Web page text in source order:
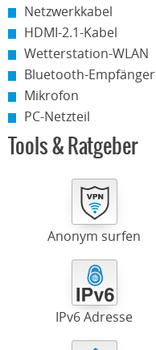
Netzwerkkabel
HDMI-2.1-Kabel
Wetterstation-WLAN
Bluetooth-Empfänger
Mikrofon
PC-Netzteil
Tools & Ratgeber
Anonym surfen
IPv6 Adresse